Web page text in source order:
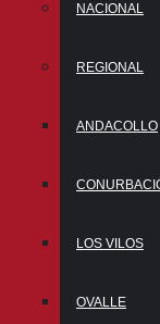
NACIONAL
REGIONAL
ANDACOLLO
LOS VILOS
OVALLE